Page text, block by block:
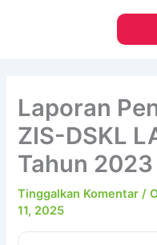
Laporan
ZIS-DSKL
Tahun 2023
Tinggalkan Komentar /
11, 2025